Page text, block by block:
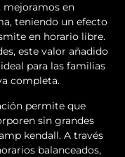
mejoramos en
teniendo un efecto
en horario libre.
este valor añadido
para las familias
completa.
permite que
sin grandes
kendall. A través
balanceados,